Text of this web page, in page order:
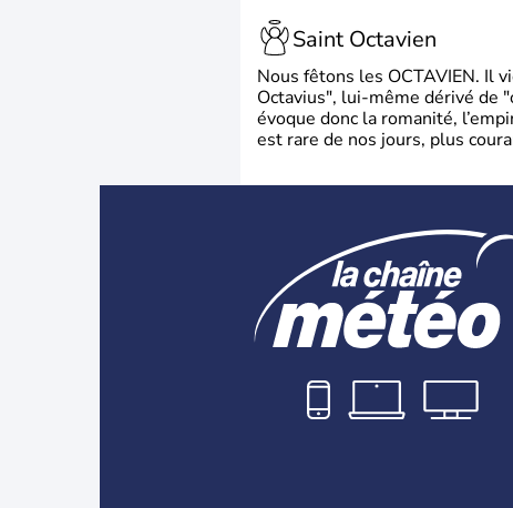
Saint Octavien
Nous fêtons les OCTAVIEN. Il
Octavius", lui-même dérivé de
évoque donc la romanité,
est rare de nos jours, plus